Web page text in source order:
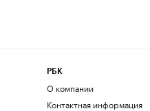
РБК
О компании
Контактная информация